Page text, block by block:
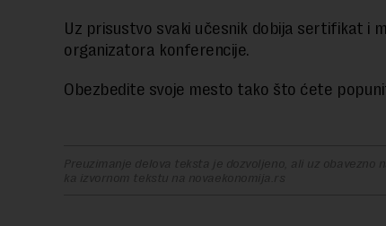
Uz prisustvo svaki učesnik dobija sertifikat i
organizatora konferencije.
Obezbedite svoje mesto tako što ćete
Preuzimanje delova teksta je dozvoljeno, ali uz obavezno
ka izvornom tekstu na novaekonomija.rs